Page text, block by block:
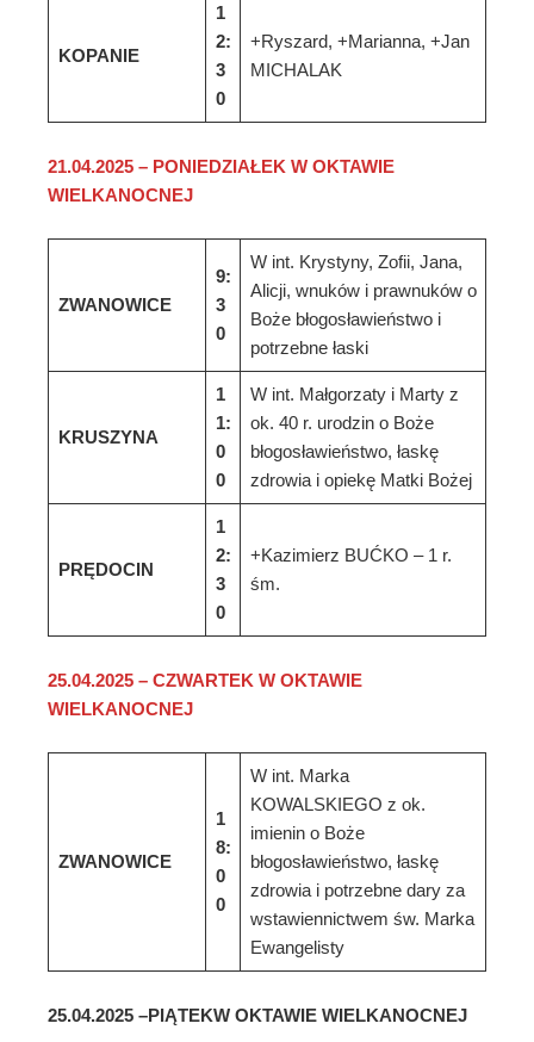
KOPANIE
1
2:
3
0
+Ryszard, +Marianna, +Jan
MICHALAK
21.04.2025 – PONIEDZIAŁEK W OKTAWIE
WIELKANOCNEJ
ZWANOWICE
9:
3
0
W int. Krystyny, Zofii, Jana,
Alicji, wnuków i prawnuków o
Boże błogosławieństwo i
potrzebne łaski
KRUSZYNA
1
1:
0
0
W int. Małgorzaty i Marty z
ok. 40 r. urodzin o Boże
błogosławieństwo, łaskę
zdrowia i opiekę Matki Bożej
PRĘDOCIN
1
2:
3
0
+Kazimierz BUĆKO – 1 r.
śm.
25.04.2025 – CZWARTEK W OKTAWIE
WIELKANOCNEJ
ZWANOWICE
1
8:
0
0
W int. Marka
KOWALSKIEGO z ok.
imienin o Boże
błogosławieństwo, łaskę
zdrowia i potrzebne dary za
wstawiennictwem św. Marka
Ewangelisty
25.04.2025 –PIĄTEKW OKTAWIE WIELKANOCNEJ